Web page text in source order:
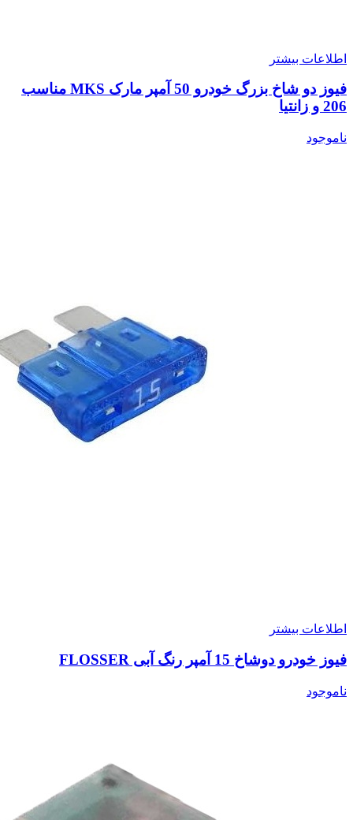
اطلاعات بیشتر
فیوز دو شاخ بزرگ خودرو 50 آمپر مارک MKS مناسب
206 و زانتیا
ناموجود
اطلاعات بیشتر
فیوز خودرو دوشاخ 15 آمپر رنگ آبی FLOSSER
ناموجود